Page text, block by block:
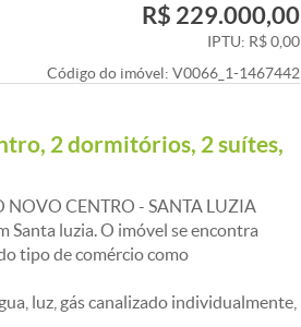
R$ 229.000,00
IPTU: R$ 0,00
Código do imóvel: V0066_1-1467442
2 dormitórios, 2 suítes,
NOVO CENTRO - SANTA LUZIA
luzia. O imóvel se encontra
tipo de comércio como
luz, gás canalizado individualmente,